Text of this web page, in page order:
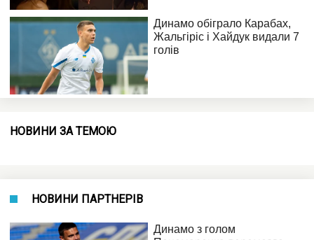
НОВИНИ ЗА ТЕМОЮ
НОВИНИ ПАРТНЕРІВ